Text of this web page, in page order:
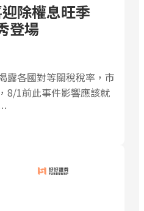
除權息旺季
登場
露各國對等關稅稅率，市
8/1前此事件影響應該就